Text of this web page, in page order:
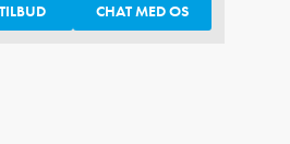
CHAT MED OS